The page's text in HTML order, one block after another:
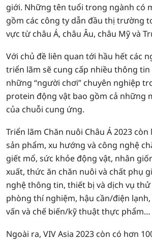
giới. Những tên tuổi trong ngành có
gồm các công ty dẫn đầu thị trường
vực từ châu Á, châu Âu, châu Mỹ và
Với chủ đề liên quan tới hầu hết các
triển lãm sẽ cung cấp nhiều thông tin
những “người chơi” chuyên nghiệp
protein động vật bao gồm cả những
của chuỗi cung ứng.
Triển lãm Chăn nuôi Châu Á 2023
sản phẩm, xu hướng và công nghệ
giết mổ, sức khỏe động vật, nhân
xuất, thức ăn chăn nuôi và chất phụ
nghệ thông tin, thiết bị và dịch vụ
phòng thí nghiệm, hậu cần/điện
vấn và chế biến/kỹ thuật thực phẩm…
Ngoài ra, VIV Asia 2023 còn có hơn